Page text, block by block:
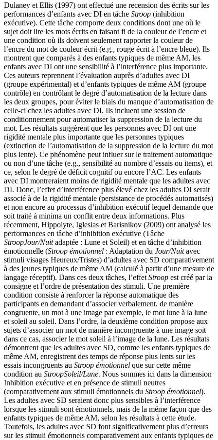
Dulaney et Ellis (1997) ont effectué une recension des écrits sur les
performances d’enfants avec DI en tâche Stroop (inhibition
exécutive). Cette tâche comporte deux conditions dont une où le
sujet doit lire les mots écrits en faisant fi de la couleur de l’encre et
une condition où ils doivent seulement rapporter la couleur de
l’encre du mot de couleur écrit (e.g., rouge écrit à l’encre bleue). Ils
montrent que comparés à des enfants typiques de même AM, les
enfants avec DI ont une sensibilité à l’interférence plus importante.
Ces auteurs reprennent l’évaluation auprès d’adultes avec DI
(groupe expérimental) et d’enfants typiques de même AM (groupe
contrôle) en contrôlant le degré d’automatisation de la lecture dans
les deux groupes, pour éviter le biais du manque d’automatisation de
celle-ci chez les adultes avec DI. Ils incluent une session de
conditionnement pour automatiser la suppression de la lecture du
mot. Les résultats suggèrent que les personnes avec DI ont une
rigidité mentale plus importante que les personnes typiques
(extinction de l’automatisation de la suppression de la lecture du mot
plus lente). Ce phénomène peut influer sur le traitement automatique
ou non d’une tâche (e.g., sensibilité au nombre d’essais ou items), et
ce, selon le degré de déficit cognitif ou encore l’AC. Les enfants
avec DI montreraient moins de rigidité mentale que les adultes avec
DI. Donc, l’effet d’interférence plus élevé chez les adultes DI serait
associé à de la rigidité mentale (persistance de procédés automatisés)
et non encore au processus d’inhibition exécutif lequel demande que
soit traité à minima un conflit entre deux informations. Plus
récemment, Hippolyte, Iglesias et Barisnikov (2009) ont analysé les
performances en tâche d’inhibition exécutive (Tâche
StroopJour/Nuitadaptée : Lune et Soleil) et en tâche d’inhibition
émotionnelle (Stroop émotionnel : Adaptation du Jour/Nuitavec
stimuli visages Heureux/Tristes) d’adultes avec SD comparativement
à des jeunes typiques de même AM (calculé à partir d’une mesure de
langage réceptif). Dans ces deux tâches, l’effet Stroop est créé par la
consigne et l’ordre de présentation des stimuli. Une première
condition consiste à renforcer la réponse automatique des
participants en demandant d’associer verbalement, de manière
congruente, un mot à une image par exemple, le mot lune à la lune
et soleil au soleil. Dans l’ordre, la deuxième condition propose aux
sujets d’associer un mot de manière incongruente à une image soit
dans ce cas, associer le mot soleil à l’image de la lune. Les résultats
démontrent que les adultes avec SD, comme les enfants typiques de
même AM, enregistrent des temps de réponse plus lents sur les
essais incongruents au Stroop émotionnel que sur cette même
condition au StroopSoleil/Lune. Nous sommes ici dans la dimension
Inhibition exécutive et en présence de stimuli neutres
(comparativement aux stimuli émotionnels du Stroop émotionnel).
Les adultes avec SD seraient donc plus sensibles à l’interférence
lorsque les stimuli sont émotionnels, mais de la même façon que des
enfants typiques de même AM, selon les résultats à cette étude.
Toutefois, les adultes avec SD font significativement plus d’erreurs
sur les stimuli émotionnels comparativement aux enfants typiques de